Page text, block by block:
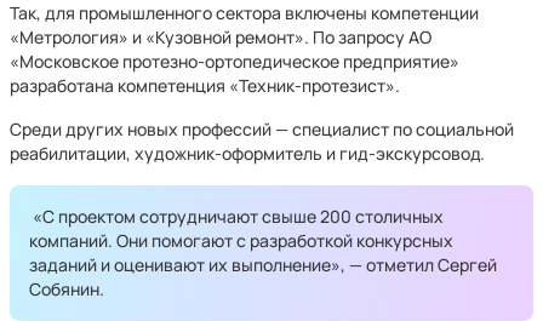
Так, для промышленного сектора включены компетенции
«Метрология» и «Кузовной ремонт». По запросу АО
«Московское протезно-ортопедическое предприятие»
разработана компетенция «Техник-протезист».
Среди других новых профессий — специалист по социальной
реабилитации, художник-оформитель и гид-экскурсовод.
«С проектом сотрудничают свыше 200 столичных
компаний. Они помогают с разработкой конкурсных
заданий и оценивают их выполнение», — отметил Сергей
Собянин.